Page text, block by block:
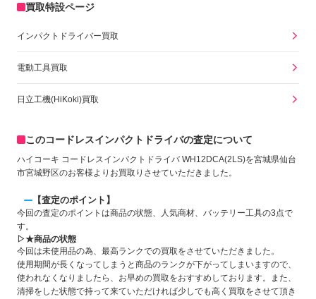
買取特設ページ
インパクトドライバー買取
電動工具買取
日立工機(HiKoki)買取
このコードレスインパクトドライバの査定について
ハイコーキ コードレスインパクトドライバ WH12DCA(2LS)を宮城県仙台
市宮城野区のお客様よりお買取りさせていただきました。
【査定のポイント】
今回の査定のポイントは商品の状態、人気商材、バッテリー工具の3点で
す。
▷★商品の状態
今回は未使用品の為、最高ランクでの買取をさせていただきました。
使用期間が長くなってしまうと商品のランクが下がってしまいますので、
使われなくなりましたら、お早めの買取をおすすめしております。また、
清掃をした状態で持って来ていただければ少しでも高く買取をさせて頂き